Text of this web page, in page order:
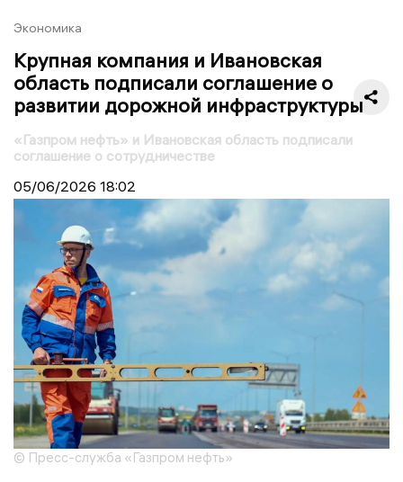
Экономика
Крупная компания и Ивановская
область подписали соглашение о
развитии дорожной инфраструктуры
«Газпром нефть» и Ивановская область подписали
соглашение о сотрудничестве
05/06/2026 18:02
© Пресс-служба «Газпром нефть»